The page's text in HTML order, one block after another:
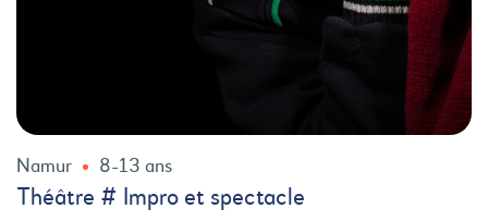
Namur 8-13 ans
Théâtre # Impro et spectacle